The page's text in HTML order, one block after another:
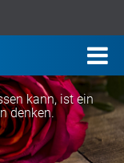
kann, ist ein
denken.